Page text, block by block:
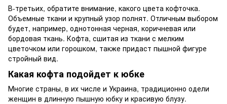
В-третьих, обратите внимание, какого цвета кофточка.
Объемные ткани и крупный узор полнят. Отличным выбором
будет, например, однотонная черная, коричневая или
бордовая ткань. Кофта, сшитая из ткани с мелким
цветочком или горошком, также придаст пышной фигуре
стройный вид.
Какая кофта подойдет к юбке
Многие страны, в их числе и Украина, традиционно одели
женщин в длинную пышную юбку и красивую блузу.